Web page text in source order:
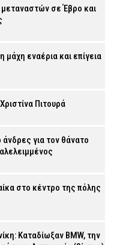
σε Έβρο και
μάχη εναέρια και επίγεια
Πιτουρά
για τον θάνατο
στο κέντρο της πόλης
Καταδίωξαν BMW, την